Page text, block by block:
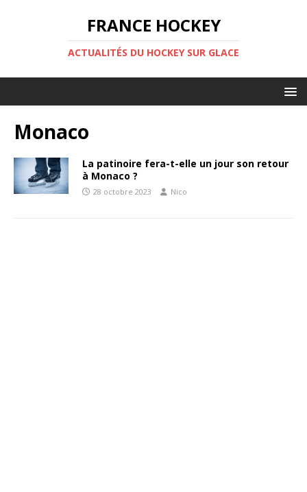
FRANCE HOCKEY
ACTUALITÉS DU HOCKEY SUR GLACE
Monaco
La patinoire fera-t-elle un jour son retour
à Monaco ?
28 octobre 2023 Nico